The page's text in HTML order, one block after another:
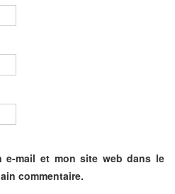
e-mail et mon site web dans le
commentaire.